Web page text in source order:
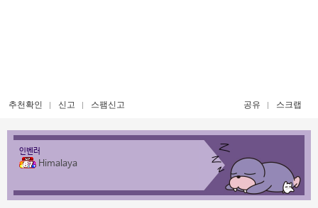
추천확인 신고 스팸신고 공유 스크랩
인벤러
Himalaya